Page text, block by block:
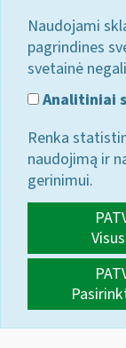
Naudojami
pagrindines
svetainė
Analitiniai
Renka
naudojimą ir
gerinimui.